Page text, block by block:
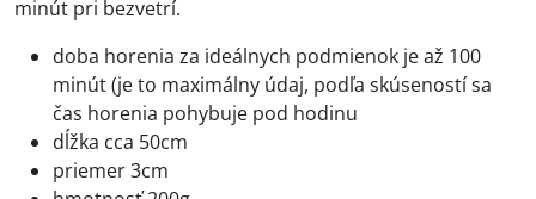
minút pri bezvetrí.
doba horenia za ideálnych podmienok je až 100
minút (je to maximálny údaj, podľa skúseností sa
čas horenia pohybuje pod hodinu
dĺžka cca 50cm
priemer 3cm